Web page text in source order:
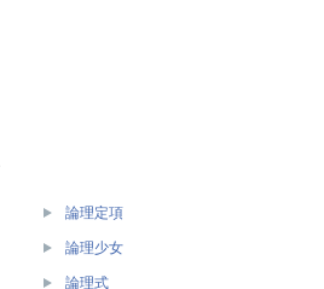
論理定項
論理少女
論理式